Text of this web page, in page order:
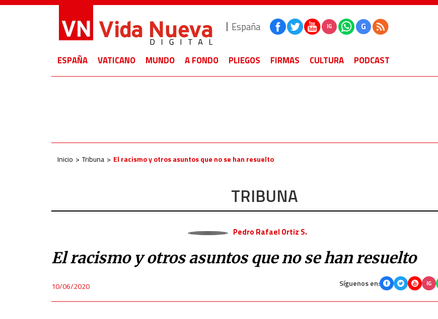
España IG G
ESPAÑA VATICANO MUNDO A FONDO PLIEGOS FIRMAS CULTURA PODCAST
Inicio Tribuna El racismo y otros asuntos que no se han resuelto
TRIBUNA
Pedro Rafael Ortiz S.
El racismo y otros asuntos que no se han resuelto
10/06/2020 Síguenos en: IG